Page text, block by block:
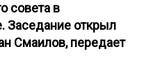
совета в
Заседание открыл
Смаилов, передает